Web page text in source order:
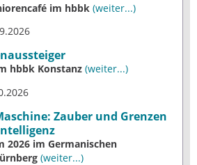
im hbbk (weiter...)
hbbk Konstanz (weiter...)
Zauber und Grenzen
2026 im Germanischen
(weiter...)